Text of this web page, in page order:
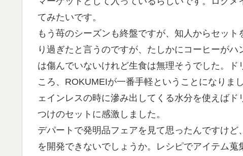
てみたいです。
もう苺のシーズンも終盤ですが、知人からセッ
り過ぎたと言うのですが、たしかにコーヒーが
は傷んでいないけれど生食は無理そうでした。
ころ、ROKUMEIが一番手軽ということになりま
ェインレスの時に滲み出してくる水分を使えば
つけのセットに感激しました。
デパートで発明品フェアを見て思ったんですけ
を開発できないでしょうか。レシピでアイテム